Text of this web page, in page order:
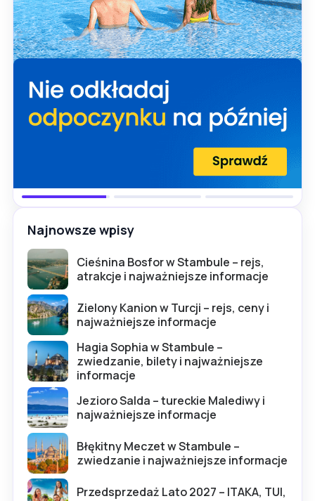
Najnowsze wpisy
Cieśnina Bosfor w Stambule – rejs,
atrakcje i najważniejsze informacje
Zielony Kanion w Turcji – rejs, ceny i
najważniejsze informacje
Hagia Sophia w Stambule –
zwiedzanie, bilety i najważniejsze
informacje
Jezioro Salda – tureckie Malediwy i
najważniejsze informacje
Błękitny Meczet w Stambule –
zwiedzanie i najważniejsze informacje
Przedsprzedaż Lato 2027 – ITAKA, TUI,